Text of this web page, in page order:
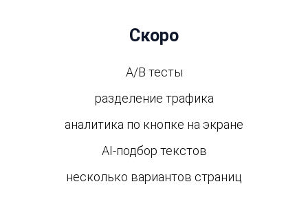
Скоро
A/B тесты
разделение трафика
аналитика по кнопке на экране
AI-подбор текстов
несколько вариантов страниц